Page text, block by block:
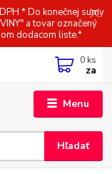
* Do konečnej sumy
a tovar označený
dodacom liste.*
Menu
Hľadať
0 ks
za